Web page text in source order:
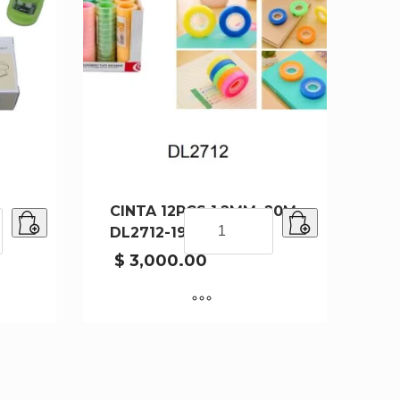
CINTA 12PCS 1.2MMx20M
DL2712-192
$ 3,000.00
CINTA
12PCS
1.2MMx20M
192